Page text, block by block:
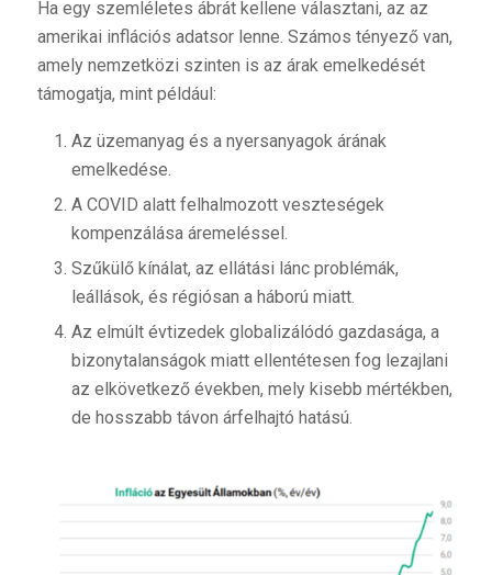
Ha egy szemléletes ábrát kellene választani, az az
amerikai inflációs adatsor lenne. Számos tényező van,
amely nemzetközi szinten is az árak emelkedését
támogatja, mint például:
Az üzemanyag és a nyersanyagok árának
emelkedése.
A COVID alatt felhalmozott veszteségek
kompenzálása áremeléssel.
Szűkülő kínálat, az ellátási lánc problémák,
leállások, és régiósan a háború miatt.
Az elmúlt évtizedek globalizálódó gazdasága, a
bizonytalanságok miatt ellentétesen fog lezajlani
az elkövetkező években, mely kisebb mértékben,
de hosszabb távon árfelhajtó hatású.